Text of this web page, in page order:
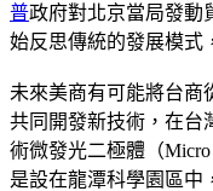
普政府對北京當局發動
始反思傳統的發展模式
未來美商有可能將台商
共同開發新技術，在台
術微發光二極體（
是設在龍潭科學園區中